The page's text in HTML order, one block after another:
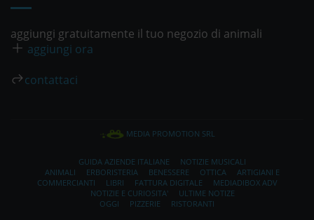
aggiungi gratuitamente il tuo negozio di animali
aggiungi ora
contattaci
MEDIA PROMOTION SRL
GUIDA AZIENDE ITALIANE
NOTIZIE MUSICALI
ANIMALI
ERBORISTERIA BENESSERE OTTICA
ARTIGIANI E
COMMERCIANTI
LIBRI FATTURA DIGITALE
MEDIADIBOX ADV
NOTIZIE E CURIOSITA'
ULTIME NOTIZE
OGGI
PIZZERIE RISTORANTI